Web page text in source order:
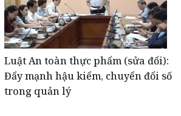
Luật An toàn thực phẩm (sửa đổi):
Đẩy mạnh hậu kiểm, chuyển đổi số
trong quản lý